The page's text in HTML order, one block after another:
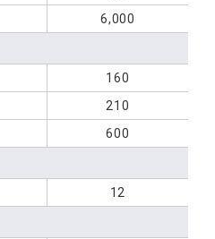
6,000
160
210
600
12